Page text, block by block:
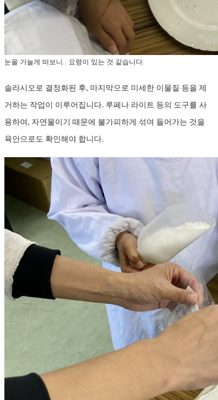
눈을 가늘게 떠보니.. 요령이 있는 것 같습니다.
솔라시오로 결정화된 후, 마지막으로 미세한 이물질 등을 제
거하는 작업이 이루어집니다. 루페나 라이트 등의 도구를 사
용하여, 자연물이기 때문에 불가피하게 섞여 들어가는 것을
육안으로도 확인해야 합니다.